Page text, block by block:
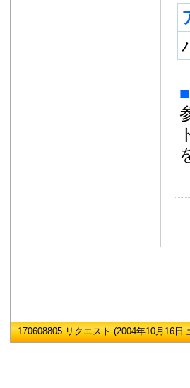
170608805 リクエスト (2004年10月16日